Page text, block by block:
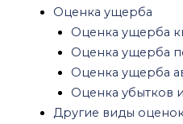
Оценка ущерба
Оценка ущерба
Оценка ущерба
Оценка ущерба
Оценка убытков
Другие виды
Судебная
Рецензия
Рецензия на
инженера